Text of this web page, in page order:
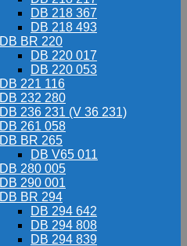
DB 218 367
DB 218 493
DB BR 220
DB 220 017
DB 220 053
DB 221 116
DB 232 280
DB 236 231 (V 36 231)
DB 261 058
DB BR 265
DB V65 011
DB 280 005
DB 290 001
DB BR 294
DB 294 642
DB 294 808
DB 294 839